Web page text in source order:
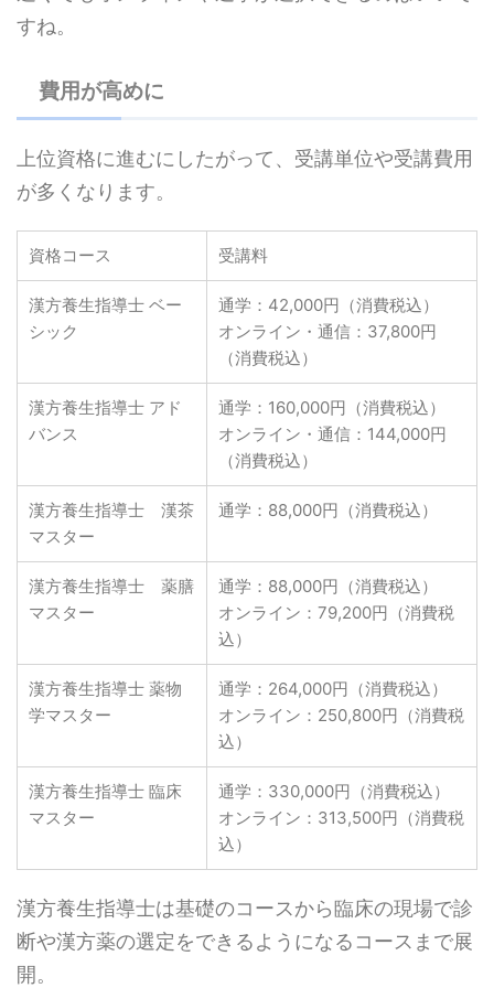
すね。
費用が高めに
上位資格に進むにしたがって、受講単位や受講費用
が多くなります。
資格コース 受講料
漢方養生指導士 ベー
シック
通学：42,000円（消費税込）
オンライン・通信：37,800円
（消費税込）
漢方養生指導士 アド
バンス
通学：160,000円（消費税込）
オンライン・通信：144,000円
（消費税込）
漢方養生指導士 漢茶
マスター
通学：88,000円（消費税込）
漢方養生指導士 薬膳
マスター
通学：88,000円（消費税込）
オンライン：79,200円（消費税
込）
漢方養生指導士 薬物
学マスター
通学：264,000円（消費税込）
オンライン：250,800円（消費税
込）
漢方養生指導士 臨床
マスター
通学：330,000円（消費税込）
オンライン：313,500円（消費税
込）
漢方養生指導士は基礎のコースから臨床の現場で診
断や漢方薬の選定をできるようになるコースまで展
開。